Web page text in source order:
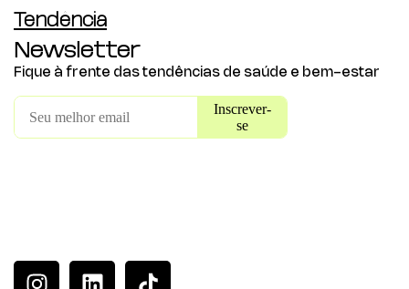
Tendência
Newsletter
Fique à frente das tendências de saúde e bem-estar